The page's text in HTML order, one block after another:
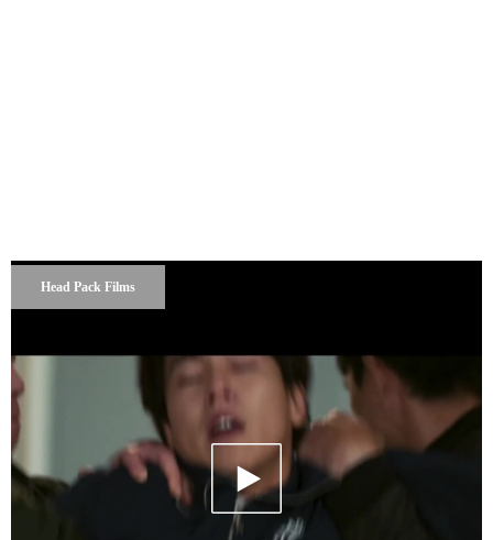
Head Pack Films